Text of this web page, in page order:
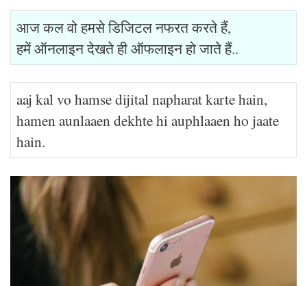
आज कल वो हमसे डिजिटल नफरत करते हैं,
हमें ऑनलाइन देखते ही ऑफलाइन हो जाते हैं..
aaj kal vo hamse dijital napharat karte hain,
hamen aunlaaen dekhte hi auphlaaen ho jaate
hain.